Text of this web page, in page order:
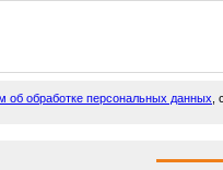
об обработке персональных данных , с